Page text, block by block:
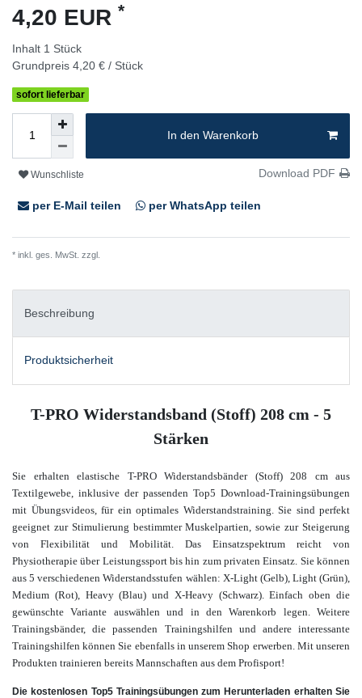
4,20 EUR *
Inhalt 1 Stück
Grundpreis 4,20 € / Stück
sofort lieferbar
In den Warenkorb
Wunschliste Download PDF
per E-Mail teilen per WhatsApp teilen
* inkl. ges. MwSt. zzgl.
Beschreibung
Produktsicherheit
T-PRO Widerstandsband (Stoff) 208 cm - 5
Stärken
Sie erhalten elastische T-PRO Widerstandsbänder (Stoff) 208 cm aus
Textilgewebe , inklusive der passenden Top5 Download-Trainingsübungen
mit Übungsvideos, für ein optimales Widerstandstraining. Sie sind perfekt
geeignet zur Stimulierung bestimmter Muskelpartien, sowie zur Steigerung
von Flexibilität und Mobilität. Das Einsatzspektrum reicht von
Physiotherapie über Leistungssport bis hin zum privaten Einsatz. Sie können
aus 5 verschiedenen Widerstandsstufen wählen: X-Light (Gelb), Light (Grün),
Medium (Rot), Heavy (Blau) und X-Heavy (Schwarz). Einfach oben die
gewünschte Variante auswählen und in den Warenkorb legen. Weitere
Trainingsbänder, die passenden Trainingshilfen und andere interessante
Trainingshilfen können Sie ebenfalls in unserem Shop erwerben. Mit unseren
Produkten trainieren bereits Mannschaften aus dem Profisport!
Die kostenlosen Top5 Trainingsübungen zum Herunterladen erhalten Sie